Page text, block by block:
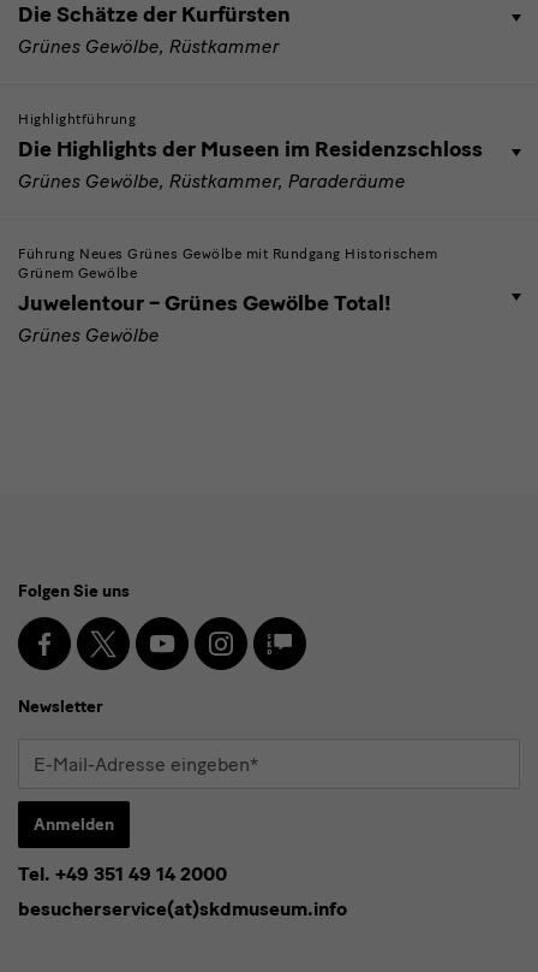
Die Schätze der Kurfürsten
Grünes Gewölbe, Rüstkammer
Highlightführung
Die Highlights der Museen im Residenzschloss
Grünes Gewölbe, Rüstkammer, Paraderäume
Führung Neues Grünes Gewölbe mit Rundgang Historischem
Grünem Gewölbe
Juwelentour – Grünes Gewölbe Total!
Grünes Gewölbe
Media
und
Newsletter
Folgen Sie uns
Facebook
X YoutubeInstagramSKD
Blog
Newsletter
E-
Adresse
Anmelden
* Pflichtfeld
Ich stimme derDatenschutzerklärung
Tel. +49 351 49 14 2000
besucherservice(at)skdmuseum.info